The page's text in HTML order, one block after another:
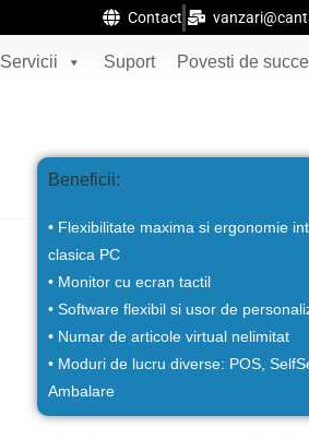
Contact
Servicii Suport Povesti de
Beneficii:
• Flexibilitate maxima si ergonomie
clasica PC
• Monitor cu ecran tactil
• Software flexibil si usor de
• Numar de articole virtual nelimitat
• Moduri de lucru diverse: POS,
Ambalare